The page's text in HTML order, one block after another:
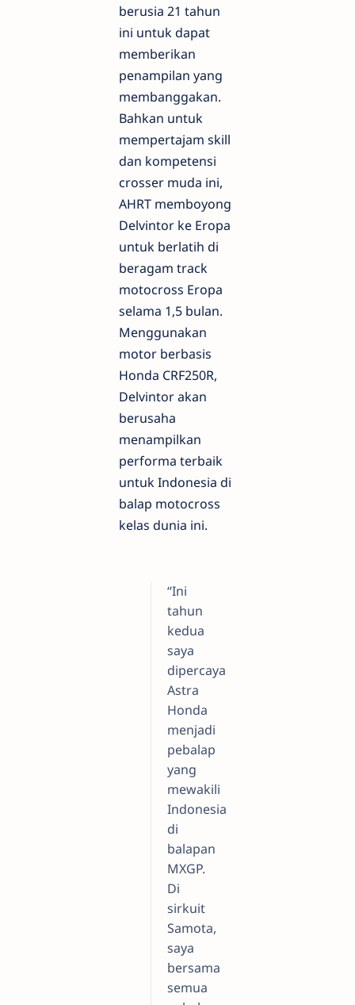
berusia 21 tahun
ini untuk dapat
memberikan
penampilan yang
membanggakan.
Bahkan untuk
mempertajam skill
dan kompetensi
crosser muda ini,
AHRT memboyong
Delvintor ke Eropa
untuk berlatih di
beragam track
motocross Eropa
selama 1,5 bulan.
Menggunakan
motor berbasis
Honda CRF250R,
Delvintor akan
berusaha
menampilkan
performa terbaik
untuk Indonesia di
balap motocross
kelas dunia ini.
“Ini
tahun
kedua
saya
dipercaya
Astra
Honda
menjadi
pebalap
yang
mewakili
Indonesia
di
balapan
MXGP.
Di
sirkuit
Samota,
saya
bersama
semua